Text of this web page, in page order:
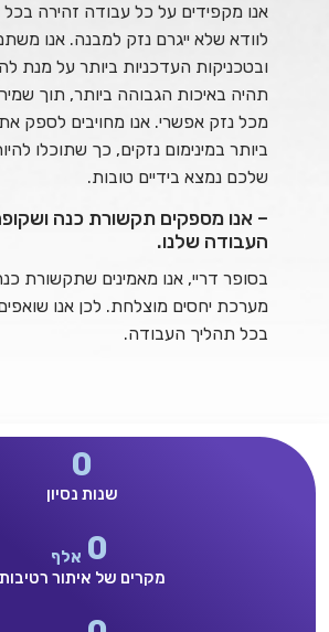
אנו מקפידים על כל עבודה זהירה
לוודא שלא ייגרם נזק למבנה. אנו
ובטכניקות העדכניות ביותר על מנת
תהיה באיכות הגבוהה ביותר, תוך
מכל נזק אפשרי. אנו מחויבים לספק
ביותר במינימום נזקים, כך שתוכלו
שלכם נמצא בידיים טובות.
– אנו מספקים תקשורת כנה
העבודה שלנו.
בסופר דריי, אנו מאמינים שתקשורת
מערכת יחסים מוצלחת. לכן אנו
בכל תהליך העבודה.
0
שנות נסיון
0 אלף
מקרים של איתור רטיבות